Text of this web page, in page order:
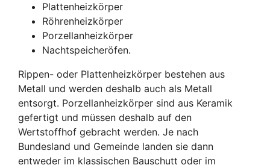
Plattenheizkörper
Röhrenheizkörper
Porzellanheizkörper
Nachtspeicheröfen.
Rippen- oder Plattenheizkörper bestehen aus
Metall und werden deshalb auch als Metall
entsorgt. Porzellanheizkörper sind aus Keramik
gefertigt und müssen deshalb auf den
Wertstoffhof gebracht werden. Je nach
Bundesland und Gemeinde landen sie dann
entweder im klassischen Bauschutt oder im